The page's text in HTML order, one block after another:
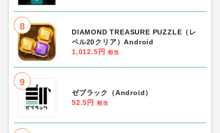
8
DIAMOND TREASURE PUZZLE（レ
ベル20クリア）Android
1,012.5円
相当
9
ゼブラック（Android）
52.5円
相当